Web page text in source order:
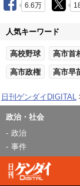
6.6万
人気キーワード
高校野球 高市首
高市政権 高市早
日刊ゲンダイDIGITAL
政治・社会
政治
事件